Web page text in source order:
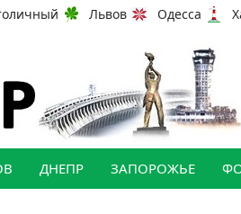
Львов Одесса
ДНЕПР ЗАПОРОЖЬЕ